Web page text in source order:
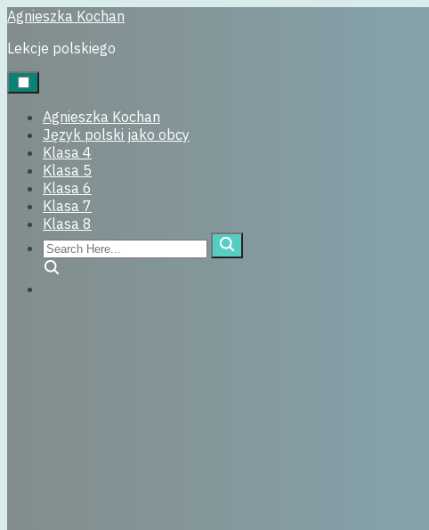
Skip
content
Agnieszka Kochan
Lekcje polskiego
Agnieszka Kochan
Język polski jako obcy
Klasa 4
Klasa 5
Klasa 6
Klasa 7
Klasa 8
Search
Here...
Search
Uncategorized